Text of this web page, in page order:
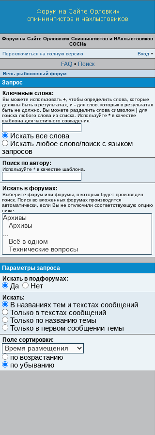
Форум на Сайте Орловских Спиннингистов и НАхлыстовиков
СОСНа
Переключиться на полную версию
Вход •
FAQ • Поиск
Весь рыболовный форум
Запрос
Ключевые слова:
Вы можете использовать + , чтобы определить слова, которые
должны быть в результатах, и - для слов, которых в результатах
быть не должно. Вы можете разделить слова символом | для
поиска любого слова из списка. Используйте * в качестве
шаблона для частичного совпадения.
Искать все слова
Искать любое слово/поиск с языком
запросов
Поиск по автору:
Используйте * в качестве шаблона.
Искать в форумах:
Выберите форум или форумы, в которых будет произведен
поиск. Поиск во вложенных форумах производится
автоматически, если Вы не отключили соответствующую опцию
ниже.
Параметры запроса
Искать в подфорумах:
Да Нет
Искать:
В названиях тем и текстах сообщений
Только в текстах сообщений
Только по названию темы
Только в первом сообщении темы
Поле сортировки:
по возрастанию
по убыванию